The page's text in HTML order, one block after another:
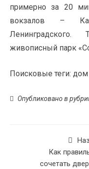
примерно за 20
вокзалов –
Ленинградского.
живописный парк
Поисковые теги: дом
Опубликовано в
Как
сочетать